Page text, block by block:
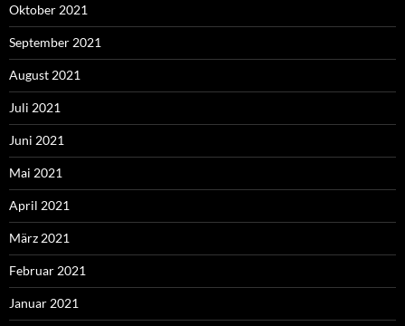
Oktober 2021
September 2021
August 2021
Juli 2021
Juni 2021
Mai 2021
April 2021
März 2021
Februar 2021
Januar 2021